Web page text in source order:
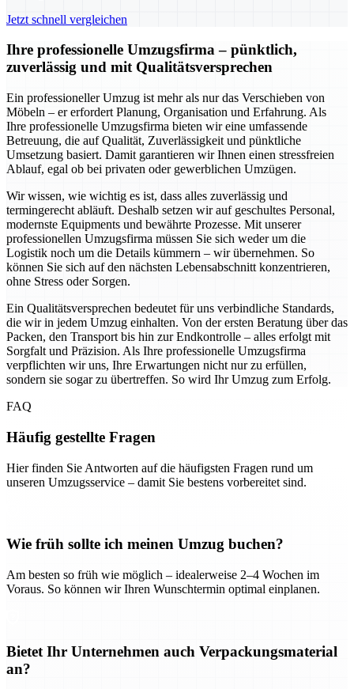
Jetzt schnell vergleichen
Ihre professionelle Umzugsfirma – pünktlich,
zuverlässig und mit Qualitätsversprechen
Ein professioneller Umzug ist mehr als nur das Verschieben von
Möbeln – er erfordert Planung, Organisation und Erfahrung. Als
Ihre professionelle Umzugsfirma bieten wir eine umfassende
Betreuung, die auf Qualität, Zuverlässigkeit und pünktliche
Umsetzung basiert. Damit garantieren wir Ihnen einen stressfreien
Ablauf, egal ob bei privaten oder gewerblichen Umzügen.
Wir wissen, wie wichtig es ist, dass alles zuverlässig und
termingerecht abläuft. Deshalb setzen wir auf geschultes Personal,
modernste Equipments und bewährte Prozesse. Mit unserer
professionellen Umzugsfirma müssen Sie sich weder um die
Logistik noch um die Details kümmern – wir übernehmen. So
können Sie sich auf den nächsten Lebensabschnitt konzentrieren,
ohne Stress oder Sorgen.
Ein Qualitätsversprechen bedeutet für uns verbindliche Standards,
die wir in jedem Umzug einhalten. Von der ersten Beratung über das
Packen, den Transport bis hin zur Endkontrolle – alles erfolgt mit
Sorgfalt und Präzision. Als Ihre professionelle Umzugsfirma
verpflichten wir uns, Ihre Erwartungen nicht nur zu erfüllen,
sondern sie sogar zu übertreffen. So wird Ihr Umzug zum Erfolg.
FAQ
Häufig gestellte Fragen
Hier finden Sie Antworten auf die häufigsten Fragen rund um
unseren Umzugsservice – damit Sie bestens vorbereitet sind.
Wie früh sollte ich meinen Umzug buchen?
Am besten so früh wie möglich – idealerweise 2–4 Wochen im
Voraus. So können wir Ihren Wunschtermin optimal einplanen.
Bietet Ihr Unternehmen auch Verpackungsmaterial
an?